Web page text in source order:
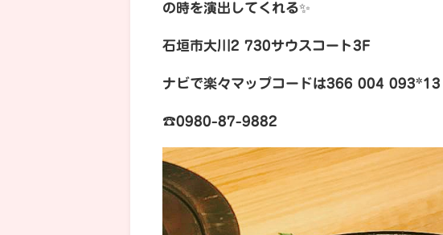
の時を演出してくれる✨
石垣市大川2 730サウスコート3F
ナビで楽々マップコードは366 004 093*13
☎︎0980-87-9882